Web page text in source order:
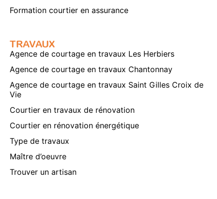
Formation courtier en assurance
TRAVAUX
Agence de courtage en travaux Les Herbiers
Agence de courtage en travaux Chantonnay
Agence de courtage en travaux Saint Gilles Croix de
Vie
Courtier en travaux de rénovation
Courtier en rénovation énergétique
Type de travaux
Maître d’oeuvre
Trouver un artisan